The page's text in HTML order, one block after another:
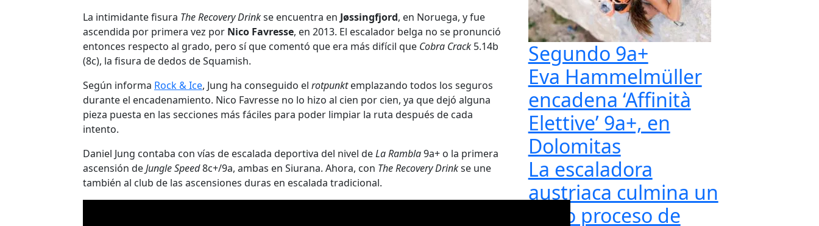
La intimidante fisura The Recovery Drinkse encuentra en Jøssingfjord, en Noruega, y fue
ascendida por primera vez por Nico Favresse, en 2013. El escalador belga no se pronunció
entonces respecto al grado, pero sí que comentó que era más difícil que Cobra Crack 5.14b
(8c), la fisura de dedos de Squamish.
Según informa Rock & Ice, Jung ha conseguido el rotpunktemplazando todos los seguros
durante el encadenamiento. Nico Favresse no lo hizo al cien por cien, ya que dejó alguna
pieza puesta en las secciones más fáciles para poder limpiar la ruta después de cada
intento.
Daniel Jung contaba con vías de escalada deportiva del nivel deLa Rambla9a+ o la primera
ascensión deJungle Speed8c+/9a, ambas en Siurana. Ahora, con The Recovery Drinkse une
también al club de las ascensiones duras en escalada tradicional.
Segundo 9a+
Eva Hammelmüller
encadena ‘Affinità
Elettive’ 9a+, en
Dolomitas
La escaladora
austriaca culmina un
largo proceso de